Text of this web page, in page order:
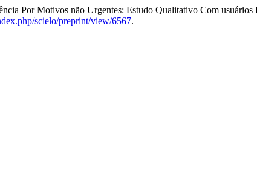
Por Motivos não Urgentes: Estudo Qualitativo Com
scielo/preprint/view/6567.